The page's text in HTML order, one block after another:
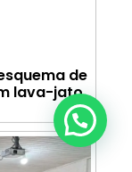
de
lava-jato